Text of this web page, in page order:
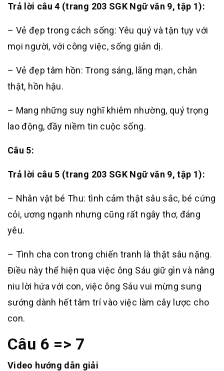
Trả lời câu 4 (trang 203 SGK Ngữ văn 9, tập 1):
– Vẻ đẹp trong cách sống: Yêu quý và tận tụy với
mọi người, với công việc, sống giản dị.
– Vẻ đẹp tâm hồn: Trong sáng, lãng mạn, chân
thật, hồn hậu.
– Mang những suy nghĩ khiêm nhường, quý trọng
lao động, đầy niềm tin cuộc sống.
Câu 5:
Trả lời câu 5 (trang 203 SGK Ngữ văn 9, tập 1):
– Nhân vật bé Thu: tình cảm thật sâu sắc, bé cứng
cỏi, ương ngạnh nhưng cũng rất ngây thơ, đáng
yêu.
– Tình cha con trong chiến tranh là thật sâu nặng.
Điều này thể hiện qua việc ông Sáu giữ gìn và nâng
niu lời hứa với con, việc ông Sáu vui mừng sung
sướng dành hết tâm trí vào việc làm cây lược cho
con.
Câu 6 => 7
Video hướng dẫn giải